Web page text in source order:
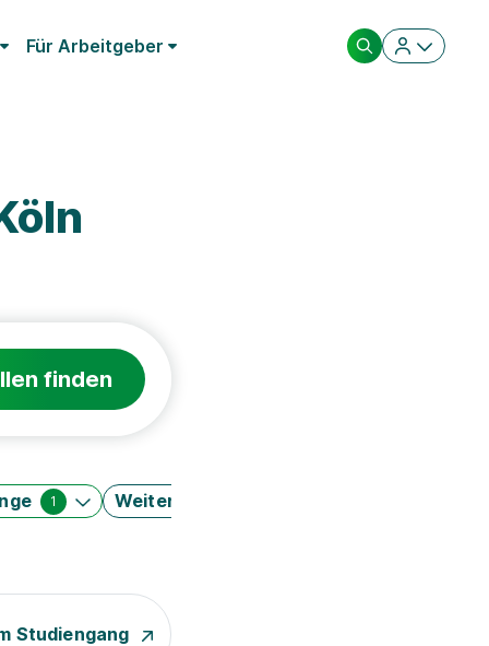
Für Arbeitgeber
finden
1 Weitere Filter
Studiengang